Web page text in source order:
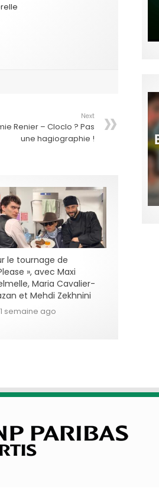
Next
Renier – Cloclo ? Pas
une hagiographie !
le tournage de
», avec Maxi
Maria Cavalier-
et Mehdi Zekhnini
1 semaine ago